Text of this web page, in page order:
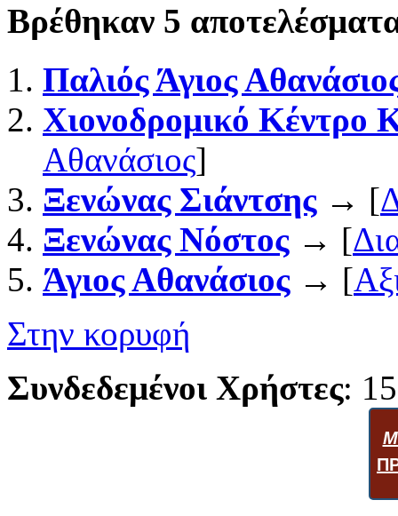
Βρέθηκαν 5
Παλιός Άγιος
Χιονοδρομικό Κέντρο
Αθανάσιος]
Ξενώνας Σιάντσης→ [
Ξενώνας Νόστος→ [
Άγιος Αθανάσιος→ [
Στην κορυφή
Συνδεδεμένοι Χρήστες: 15